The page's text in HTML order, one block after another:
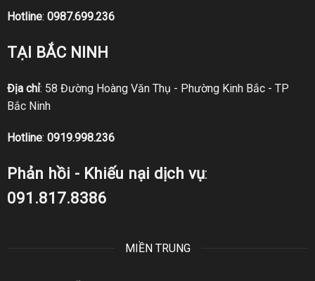
Hotline: 0987.699.236
TẠI BẮC NINH
Địa chỉ: 58 Đường Hoàng Văn Thụ - Phường Kinh Bắc - TP
Bắc Ninh
Hotline: 0919.998.236
Phản hồi - Khiếu nại dịch vụ:
091.817.8386
MIỀN TRUNG